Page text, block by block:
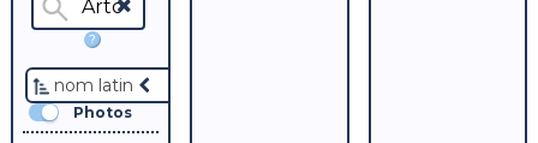
?
nom latin
Photos